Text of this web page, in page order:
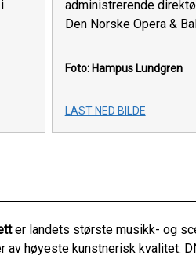
administrerende
Den Norske Opera &
Foto: Hampus Lundgren
LAST NED BILDE
er landets største musikk- og
av høyeste kunstnerisk kvalitet.